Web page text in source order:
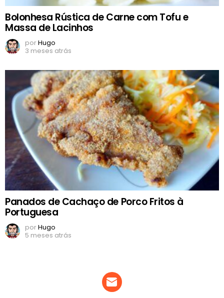
Bolonhesa Rústica de Carne com Tofu e
Massa de Lacinhos
porHugo
3 meses atrás
Panados de Cachaço de Porco Fritos à
Portuguesa
porHugo
5 meses atrás